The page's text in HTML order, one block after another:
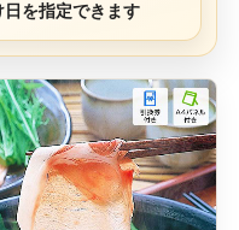
を指定できます